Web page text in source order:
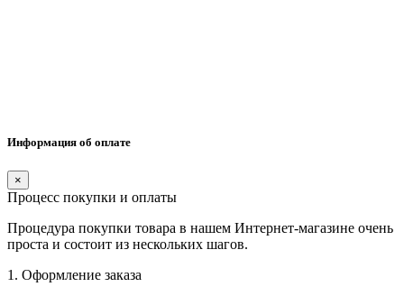
Информация об оплате
×
Процесс покупки и оплаты
Процедура покупки товара в нашем Интернет-магазине очень
проста и состоит из нескольких шагов.
1. Оформление заказа